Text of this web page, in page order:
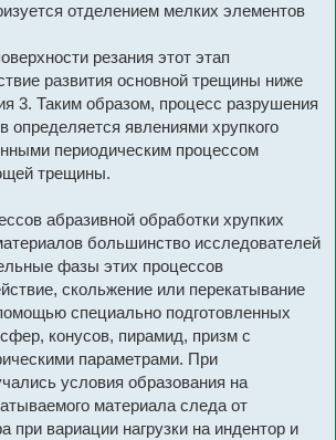
отделением мелких элементов
резания этот этап
развития основной трещины ниже
3. Таким образом, процесс разрушения
определяется явлениями хрупкого
периодическим процессом
трещины.
абразивной обработки хрупких
большинство исследователей
фазы этих процессов
скольжение или перекатывание
специально подготовленных
конусов, пирамид, призм с
параметрами. При
условия образования на
материала следа от
при вариации нагрузки на индентор и